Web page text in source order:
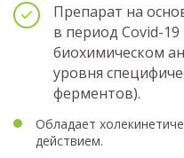
Препарат на
в период Covid-
биохимическом
уровня
ферментов).
Обладает
действием.